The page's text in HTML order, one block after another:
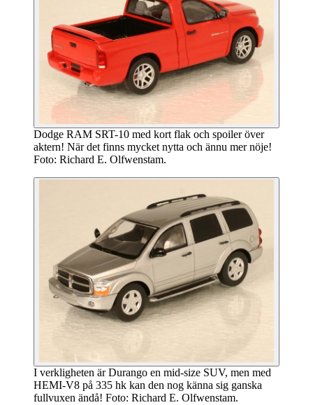
Dodge RAM SRT-10 med kort flak och spoiler över
aktern! När det finns mycket nytta och ännu mer nöje!
Foto: Richard E. Olfwenstam.
I verkligheten är Durango en mid-size SUV, men med
HEMI-V8 på 335 hk kan den nog känna sig ganska
fullvuxen ändå! Foto: Richard E. Olfwenstam.